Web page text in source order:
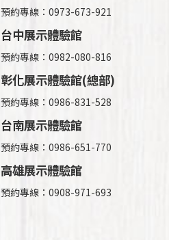
預約專線：0973-673-921
台中展示體驗館
預約專線：0982-080-816
彰化展示體驗館(總部)
預約專線： 0986-831-528
台南展示體驗館
預約專線：0986-651-770
高雄展示體驗館
預約專線： 0908-971-693